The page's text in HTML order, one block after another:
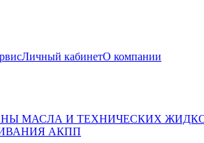
Личный кабинетО компании
МАСЛА И ТЕХНИЧЕСКИХ
АКПП